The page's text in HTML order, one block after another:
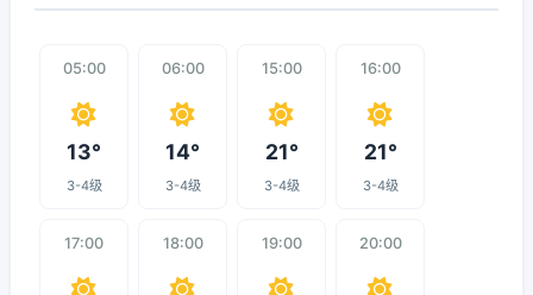
05:00
13°
3-4级
06:00
14°
3-4级
15:00
21°
3-4级
16:00
21°
3-4级
17:00 18:00 19:00 20:00